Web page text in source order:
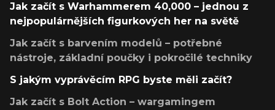
Jak začít s Warhammerem 40,000 – jednou z
nejpopulárnějších figurkových her na světě
Jak začít s barvením modelů – potřebné
nástroje, základní poučky i pokročilé techniky
S jakým vyprávěcím RPG byste měli začít?
Jak začít s Bolt Action – wargamingem